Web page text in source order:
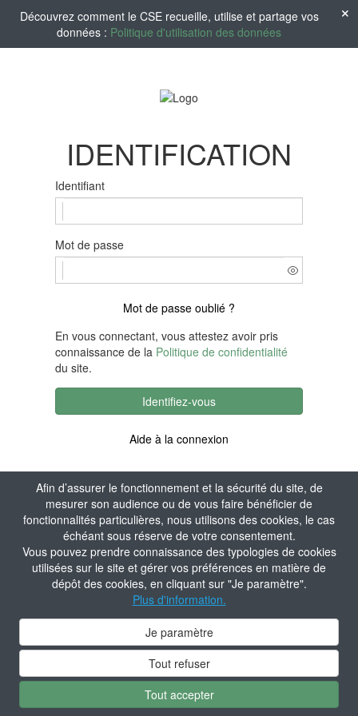
Afin d’assurer le fonctionnement et la sécurité du site, de
mesurer son audience ou de vous faire bénéficier de
fonctionnalités particulières, nous utilisons des cookies, le cas
échéant sous réserve de votre consentement.
Vous pouvez prendre connaissance des typologies de cookies
utilisées sur le site et gérer vos préférences en matière de
dépôt des cookies, en cliquant sur "Je paramètre".
Plus d'information.
Je paramètre
Tout refuser
Tout accepter
Découvrez comment le CSE recueille, utilise et partage vos
données : Politique d'utilisation des données
IDENTIFICATION
Identifiant
Mot de passe
Mot de passe oublié ?
En vous connectant, vous attestez avoir pris
connaissance de la Politique de confidentialité
du site.
Identifiez-vous
Aide à la connexion